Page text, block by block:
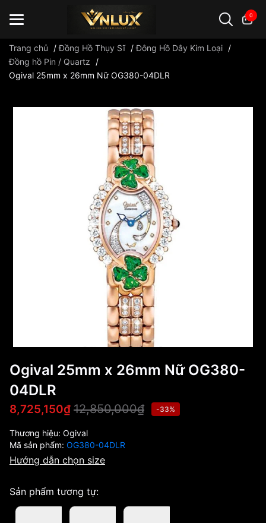
0
Đồng hồ casio đồng hồ G-Shock đồng hồ Orient
Trang chủ /Đồng Hồ Thụy Sĩ /Đông Hồ Dây Kim Loại /
Đồng hồ Pin / Quartz
/
Ogival 25mm x 26mm Nữ OG380-04DLR
Ogival 25mm x 26mm Nữ OG380-
04DLR
8,725,150₫ 12,850,000₫ -33%
Thương hiệu: Ogival
Mã sản phẩm: OG380-04DLR
Hướng dẫn chọn size
Sản phẩm tương tự: